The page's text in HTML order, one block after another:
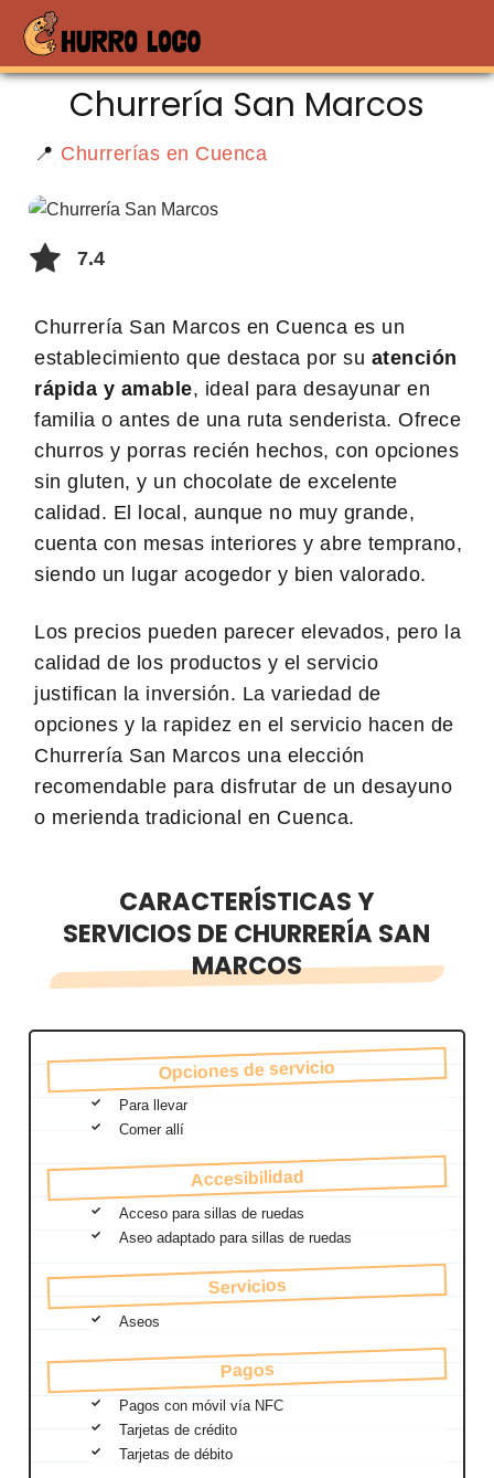
Churrería San Marcos
📍 Churrerías en Cuenca
7.4
Churrería San Marcos en Cuenca es un
establecimiento que destaca por su atención
rápida y amable, ideal para desayunar en
familia o antes de una ruta senderista. Ofrece
churros y porras recién hechos, con opciones
sin gluten, y un chocolate de excelente
calidad. El local, aunque no muy grande,
cuenta con mesas interiores y abre temprano,
siendo un lugar acogedor y bien valorado.
Los precios pueden parecer elevados, pero la
calidad de los productos y el servicio
justifican la inversión. La variedad de
opciones y la rapidez en el servicio hacen de
Churrería San Marcos una elección
recomendable para disfrutar de un desayuno
o merienda tradicional en Cuenca.
CARACTERÍSTICAS Y
SERVICIOS DE CHURRERÍA SAN
MARCOS
Opciones de servicio
Para llevar
Comer allí
Accesibilidad
Acceso para sillas de ruedas
Aseo adaptado para sillas de ruedas
Servicios
Aseos
Pagos
Pagos con móvil vía NFC
Tarjetas de crédito
Tarjetas de débito